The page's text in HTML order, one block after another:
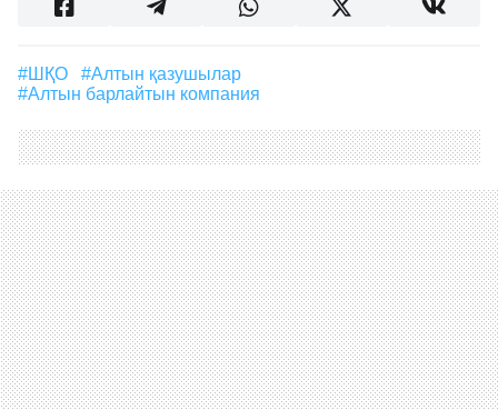
#ШҚО
#алтын қазушылар
#алтын барлайтын компания